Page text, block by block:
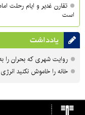
تقارن غدیر و ایام رحلت
است
یادداشت
روایت شهری که بحران را
خانه را خاموش نکنید